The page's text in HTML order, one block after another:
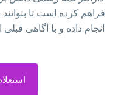
فراهم کرده است تا
انجام داده و با آگاهی